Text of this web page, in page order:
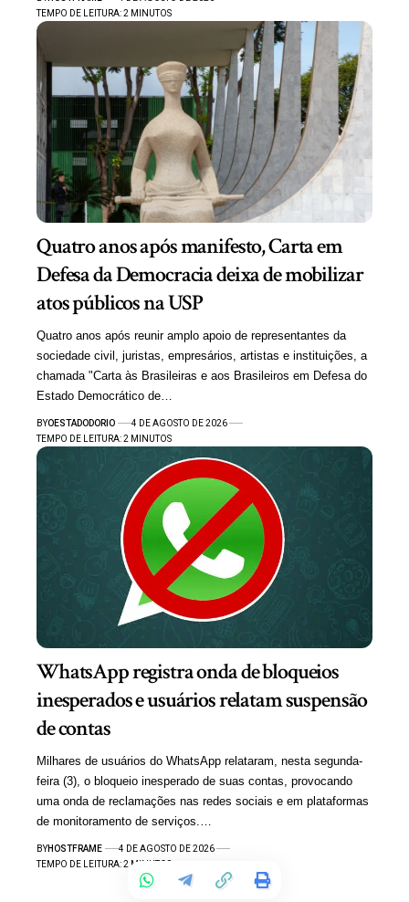
TEMPO DE LEITURA: 2 MINUTOS
Quatro anos após manifesto, Carta em
Defesa da Democracia deixa de mobilizar
atos públicos na USP
Quatro anos após reunir amplo apoio de representantes da
sociedade civil, juristas, empresários, artistas e instituições, a
chamada "Carta às Brasileiras e aos Brasileiros em Defesa do
Estado Democrático de…
BYOESTADODORIO
4 DE AGOSTO DE 2026
TEMPO DE LEITURA: 2 MINUTOS
WhatsApp registra onda de bloqueios
inesperados e usuários relatam suspensão
de contas
Milhares de usuários do WhatsApp relataram, nesta segunda-
feira (3), o bloqueio inesperado de suas contas, provocando
uma onda de reclamações nas redes sociais e em plataformas
de monitoramento de serviços.…
BYHOSTFRAME
4 DE AGOSTO DE 2026
TEMPO DE LEITURA: 2 MINUTOS